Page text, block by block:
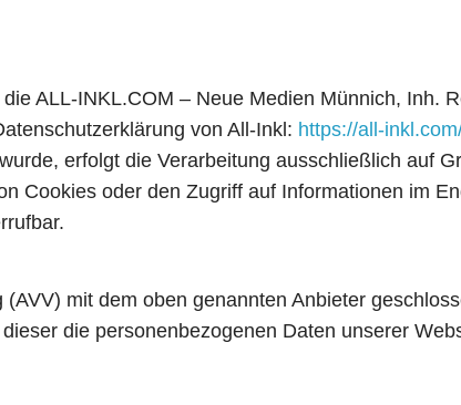
ALL-INKL.COM – Neue Medien Münnich, Inh.
von All-Inkl: https://all-
erfolgt die Verarbeitung ausschließlich auf
Cookies oder den Zugriff auf Informationen im
mit dem oben genannten Anbieter
die personenbezogenen Daten unserer